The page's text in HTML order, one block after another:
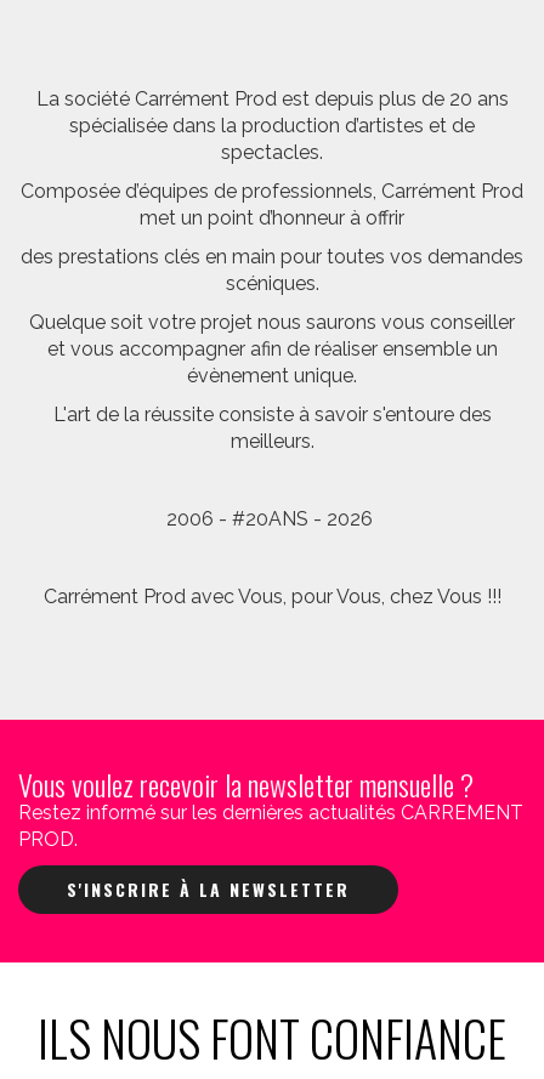
La société Carrément Prod est depuis plus de 20 ans
spécialisée dans la production d’artistes et de
spectacles.
Composée d’équipes de professionnels, Carrément Prod
met un point d’honneur à offrir
des prestations clés en main pour toutes vos demandes
scéniques.
Quelque soit votre projet nous saurons vous conseiller
et vous accompagner afin de réaliser ensemble un
évènement unique.
L'art de la réussite consiste à savoir s'entoure des
meilleurs.
2006 - #20ANS - 2026
Carrément Prod avec Vous, pour Vous, chez Vous !!!
Vous voulez recevoir la newsletter mensuelle ?
Restez informé sur les dernières actualités CARREMENT
PROD.
S'INSCRIRE À LA NEWSLETTER
ILS NOUS FONT CONFIANCE